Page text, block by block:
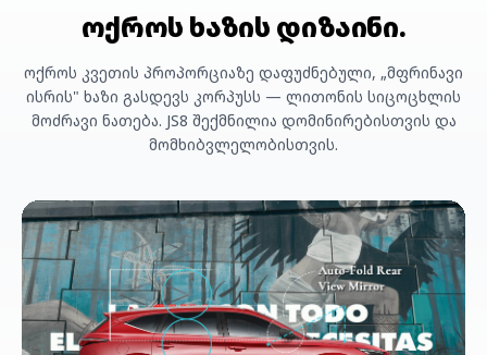
ოქროს ხაზის დიზაინი.
ოქროს კვეთის პროპორციაზე დაფუძნებული, „მფრინავი
ისრის" ხაზი გასდევს კორპუსს — ლითონის სიცოცხლის
მოძრავი ნათება. JS8 შექმნილია დომინირებისთვის და
მომხიბვლელობისთვის.